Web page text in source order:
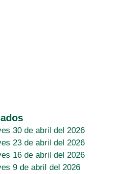
30 de abril del 2026
23 de abril del 2026
16 de abril del 2026
9 de abril del 2026